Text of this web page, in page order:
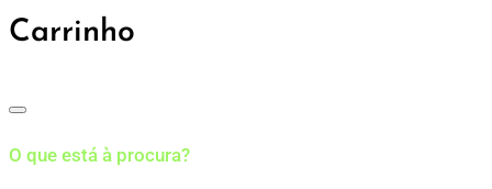
Carrinho
O que está à procura?